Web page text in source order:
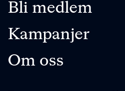
Bli medlem
Kampanjer
Om oss